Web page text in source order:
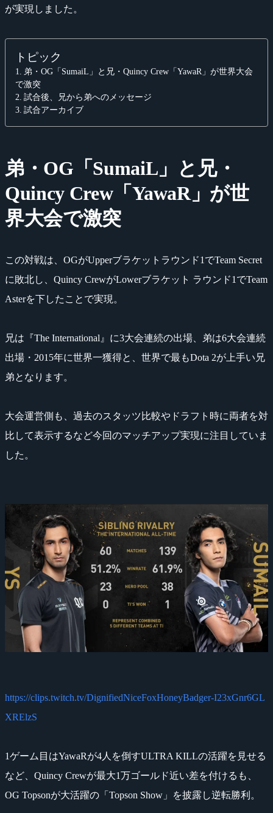
が実現しました。
トピック
弟・OG「SumaiL」と兄・Quincy Crew「YawaR」が世界大会
で激突
試合後、兄から弟へのメッセージ
試合アーカイブ
弟・OG「SumaiL」と兄・
Quincy Crew「YawaR」が世
界大会で激突
この対戦は、OGがUpperブラケットラウンド1でTeam Secret
に敗北し、Quincy CrewがLowerブラケット ラウンド1でTeam
Asterを下したことで実現。
兄は『The International』に3大会連続の出場、弟は6大会連続
出場・2015年に世界一獲得と、世界で最もDota 2が上手い兄
弟となります。
大会運営側も、過去のスタッツ比較やドラフト時に両者を対
比して表示するなど今回のマッチアップ実現に注目していま
した。
https://clips.twitch.tv/DignifiedNiceFoxHoneyBadger-I23xGnr6GL
XRElzS
1ゲーム目はYawaRが4人を倒すULTRA KILLの活躍を見せる
など、Quincy Crewが最大1万ゴールド近い差を付けるも、
OG Topsonが大活躍の「Topson Show」を披露し逆転勝利。